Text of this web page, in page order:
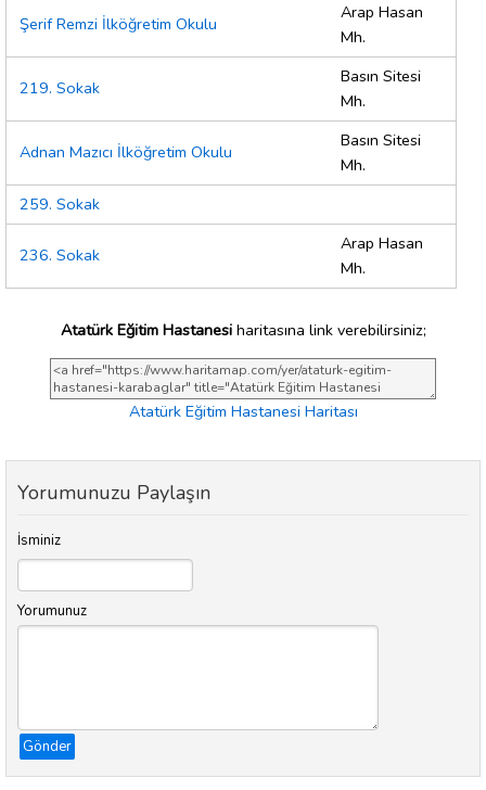
Şerif Remzi İlköğretim Okulu
Arap Hasan
Mh.
219. Sokak
Basın Sitesi
Mh.
Adnan Mazıcı İlköğretim Okulu
Basın Sitesi
Mh.
259. Sokak
236. Sokak
Arap Hasan
Mh.
Atatürk Eğitim Hastanesiharitasına link verebilirsiniz;
Atatürk Eğitim Hastanesi Haritası
Yorumunuzu Paylaşın
İsminiz
Yorumunuz
Gönder